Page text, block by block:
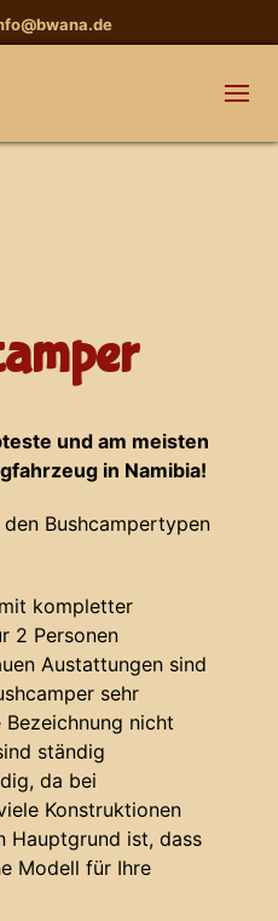
und am meisten
in Namibia!
Bushcampertypen
kompletter
2 Personen
Austattungen sind
sehr
nicht
ständig
da bei
Konstruktionen
Hauptgrund ist, dass
Modell für Ihre